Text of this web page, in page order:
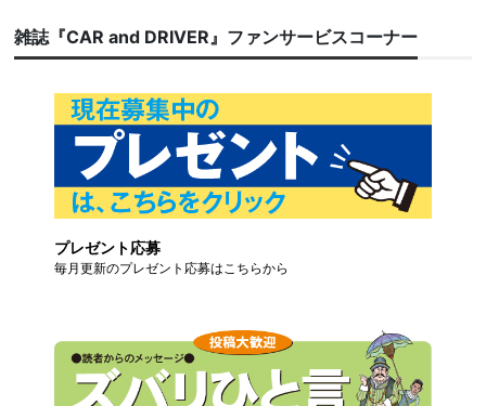
雑誌『CAR and DRIVER』ファンサービスコーナー
プレゼント応募
毎月更新のプレゼント応募はこちらから